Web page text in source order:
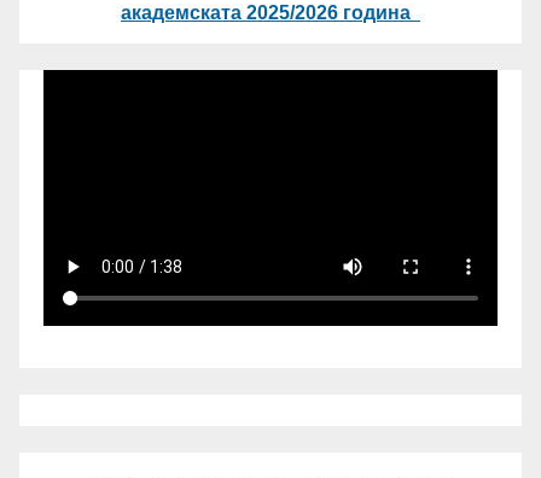
академската 2025/2026 година